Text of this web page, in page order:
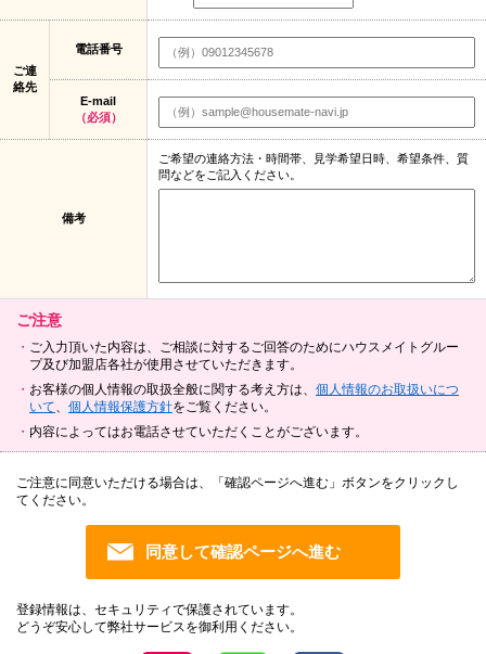
ご連
絡先
電話番号
E-mail
（必須）
備考
ご希望の連絡方法・時間帯、見学希望日時、希望条件、質
問などをご記入ください。
ご注意
ご入力頂いた内容は、ご相談に対するご回答のためにハウスメイトグルー
プ及び加盟店各社が使用させていただきます。
お客様の個人情報の取扱全般に関する考え方は、 個人情報のお取扱いにつ
いて
個人情報保護方針をご覧ください。
内容によってはお電話させていただくことがございます。
ご注意に同意いただける場合は、「確認ページへ進む」ボタンをクリックし
てください。
登録情報は、セキュリティで保護されています。
どうぞ安心して弊社サービスを御利用ください。